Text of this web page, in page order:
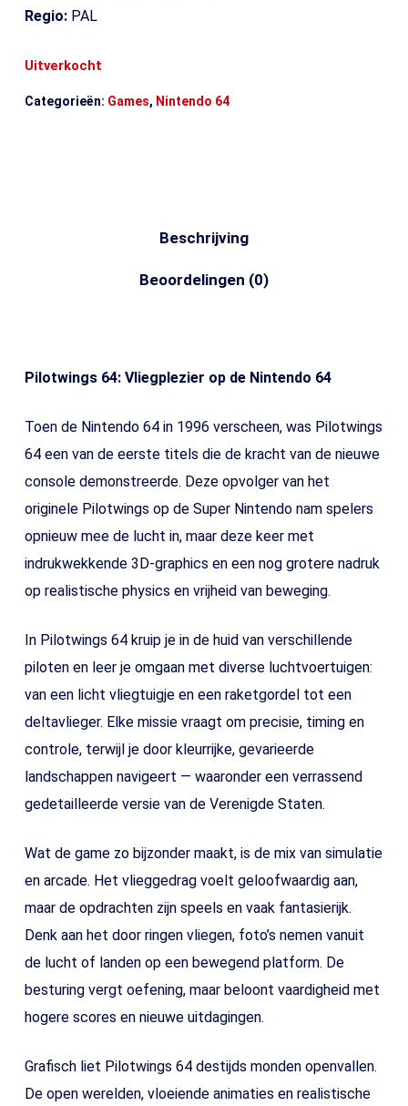
Regio:PAL
Uitverkocht
Categorieën: Games, Nintendo 64
Beschrijving
Beoordelingen (0)
Pilotwings 64: Vliegplezier op de Nintendo 64
Toen de Nintendo 64 in 1996 verscheen, was Pilotwings
64 een van de eerste titels die de kracht van de nieuwe
console demonstreerde. Deze opvolger van het
originele Pilotwings op de Super Nintendo nam spelers
opnieuw mee de lucht in, maar deze keer met
indrukwekkende 3D-graphics en een nog grotere nadruk
op realistische physics en vrijheid van beweging.
In Pilotwings 64 kruip je in de huid van verschillende
piloten en leer je omgaan met diverse luchtvoertuigen:
van een licht vliegtuigje en een raketgordel tot een
deltavlieger. Elke missie vraagt om precisie, timing en
controle, terwijl je door kleurrijke, gevarieerde
landschappen navigeert — waaronder een verrassend
gedetailleerde versie van de Verenigde Staten.
Wat de game zo bijzonder maakt, is de mix van simulatie
en arcade. Het vlieggedrag voelt geloofwaardig aan,
maar de opdrachten zijn speels en vaak fantasierijk.
Denk aan het door ringen vliegen, foto’s nemen vanuit
de lucht of landen op een bewegend platform. De
besturing vergt oefening, maar beloont vaardigheid met
hogere scores en nieuwe uitdagingen.
Grafisch liet Pilotwings 64 destijds monden openvallen.
De open werelden, vloeiende animaties en realistische